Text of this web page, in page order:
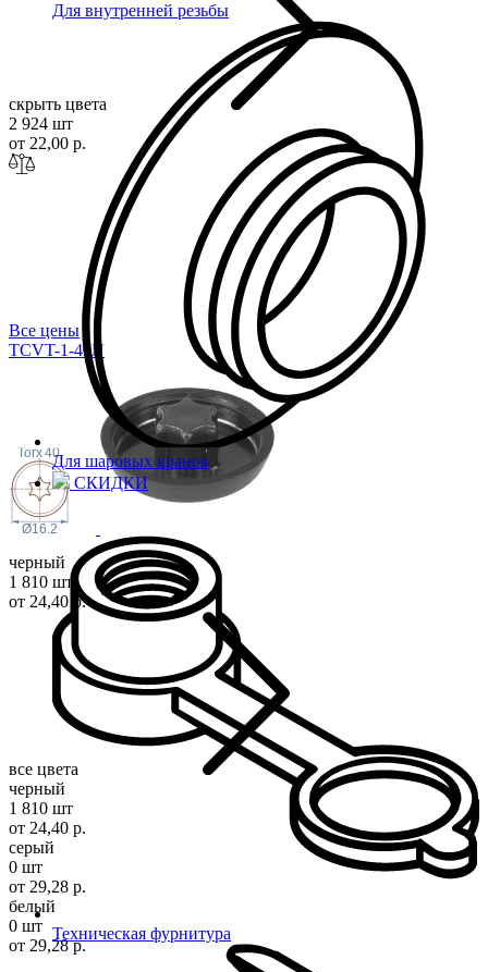
Для внутренней резьбы
Для шаровых кранов
СКИДКИ
Техническая фурнитура
скрыть цвета
2 924 шт
от 22,00 р.
Все цены
TCVT-1-40N
Ø16.2
Torx40
черный
1 810 шт
от 24,40 р.
все цвета
черный
1 810 шт
от 24,40 р.
серый
0 шт
от 29,28 р.
белый
0 шт
от 29,28 р.